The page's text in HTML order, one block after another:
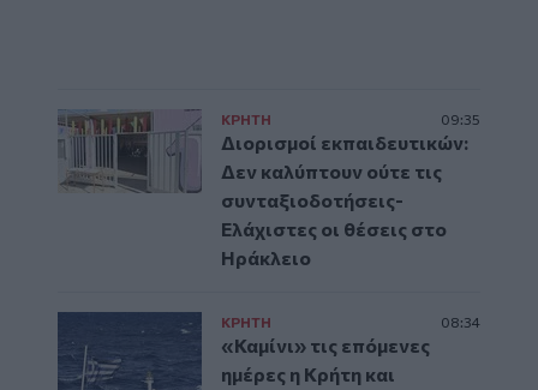
ΚΡΗΤΗ 09:35
Διορισμοί εκπαιδευτικών:
Δεν καλύπτουν ούτε τις
συνταξιοδοτήσεις-
Ελάχιστες οι θέσεις στο
Ηράκλειο
ΚΡΗΤΗ 08:34
«Καμίνι» τις επόμενες
ημέρες η Κρήτη και